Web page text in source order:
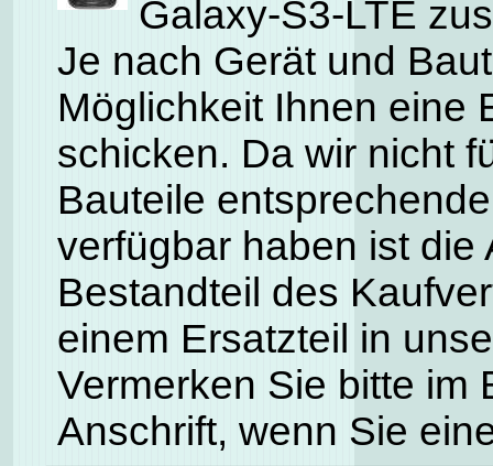
Galaxy-S3-LTE
Je nach Gerät und
Möglichkeit Ihnen eine
schicken. Da wir nicht
Bauteile
verfügbar haben ist die
Bestandteil des
einem Ersatzteil in
Vermerken Sie bitte im
Anschrift, wenn Sie